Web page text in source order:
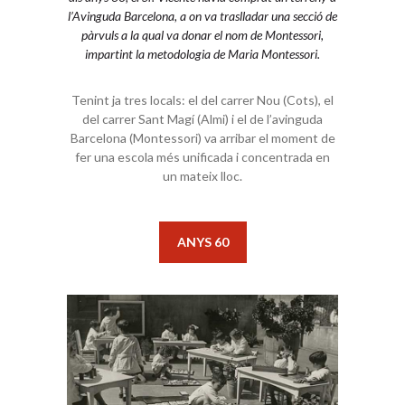
l’Avinguda Barcelona, a on va traslladar una secció de
pàrvuls a la qual va donar el nom de Montessori,
impartint la metodologia de Maria Montessori.
Tenint ja tres locals: el del carrer Nou (Cots), el
del carrer Sant Magí (Almi) i el de l’avinguda
Barcelona (Montessori) va arribar el moment de
fer una escola més unificada i concentrada en
un mateix lloc.
ANYS 60